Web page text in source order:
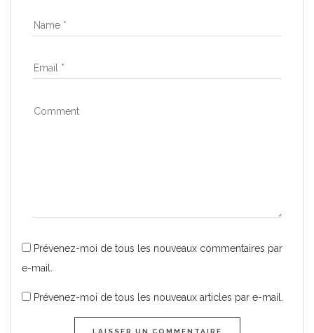
Prévenez-moi de tous les nouveaux commentaires par
e-mail.
Prévenez-moi de tous les nouveaux articles par e-mail.
LAISSER UN COMMENTAIRE